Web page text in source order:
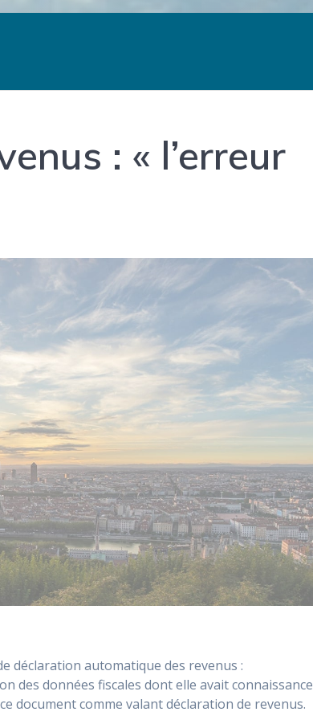
: « l’erreur
déclaration automatique des revenus :
des données fiscales dont elle avait connaissance
document comme valant déclaration de revenus.